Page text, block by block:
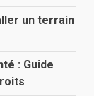
un terrain
: Guide